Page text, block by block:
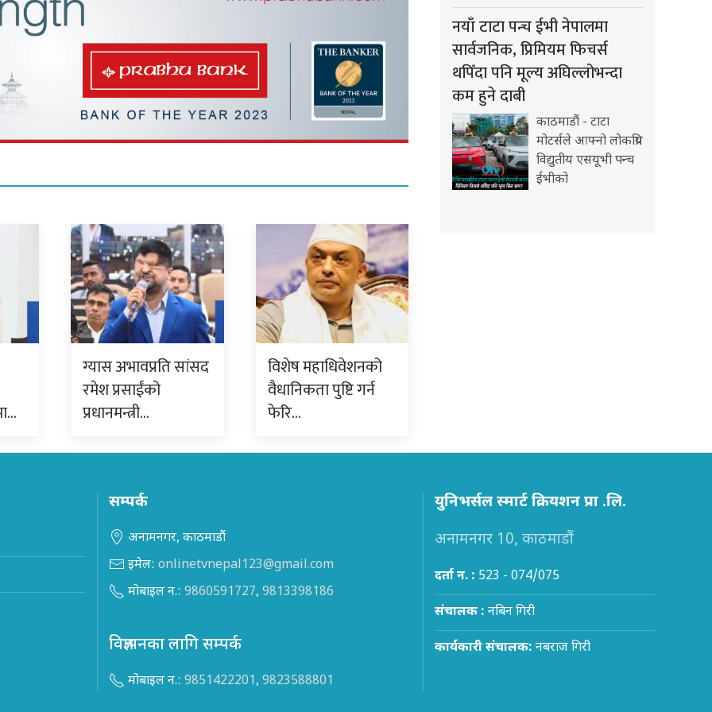
ग्यास अभावप्रति सांसद
रमेश प्रसाईंको
प्रधानमन्त्री…
विशेष महाधिवेशनको
वैधानिकता पुष्टि गर्न
फेरि…
नयाँ टाटा पन्च ईभी नेपालमा
सार्वजनिक, प्रिमियम फिचर्स
थपिँदा पनि मूल्य अघिल्लोभन्दा
कम हुने दाबी
काठमाडौं - टाटा
मोटर्सले आफ्नो लोकप्रिय
विद्युतीय एसयूभी पन्च
ईभीको
सम्पर्क
अनामनगर, काठमाडौं
इमेल: onlinetvnepal123@gmail.com
मोबाइल न.: 9860591727, 9813398186
विज्ञापनका लागि सम्पर्क
मोबाइल न.: 9851422201, 9823588801
युनिभर्सल स्मार्ट क्रियशन प्रा .लि.
अनामनगर 10, काठमाडौं
दर्ता न. : 523 - 074/075
संचालक : नबिन गिरी
कार्यकारी संचालक: नबराज गिरी